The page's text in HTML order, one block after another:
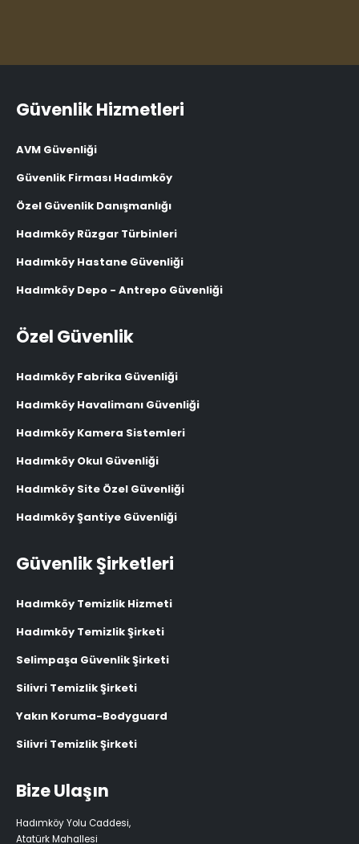
Güvenlik Hizmetleri
AVM Güvenliği
Güvenlik Firması Hadımköy
Özel Güvenlik Danışmanlığı
Hadımköy Rüzgar Türbinleri
Hadımköy Hastane Güvenliği
Hadımköy Depo - Antrepo Güvenliği
Özel Güvenlik
Hadımköy Fabrika Güvenliği
Hadımköy Havalimanı Güvenliği
Hadımköy Kamera Sistemleri
Hadımköy Okul Güvenliği
Hadımköy Site Özel Güvenliği
Hadımköy Şantiye Güvenliği
Güvenlik Şirketleri
Hadımköy Temizlik Hizmeti
Hadımköy Temizlik Şirketi
Selimpaşa Güvenlik Şirketi
Silivri Temizlik Şirketi
Yakın Koruma-Bodyguard
Silivri Temizlik Şirketi
Bize Ulaşın
Hadımköy Yolu Caddesi,
Atatürk Mahallesi